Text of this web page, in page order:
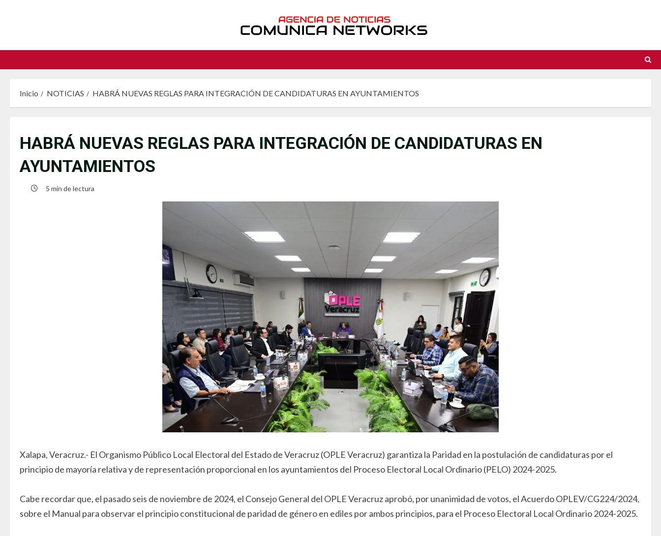
Inicio NOTICIAS HABRÁ NUEVAS REGLAS PARA INTEGRACIÓN DE CANDIDATURAS EN AYUNTAMIENTOS
HABRÁ NUEVAS REGLAS PARA INTEGRACIÓN DE CANDIDATURAS EN
AYUNTAMIENTOS
5 min de lectura
Xalapa, Veracruz.- El Organismo Público Local Electoral del Estado de Veracruz (OPLE Veracruz) garantiza la Paridad en la postulación de candidaturas por el
principio de mayoría relativa y de representación proporcional en los ayuntamientos del Proceso Electoral Local Ordinario (PELO) 2024-2025.
Cabe recordar que, el pasado seis de noviembre de 2024, el Consejo General del OPLE Veracruz aprobó, por unanimidad de votos, el Acuerdo OPLEV/CG224/2024,
sobre el Manual para observar el principio constitucional de paridad de género en ediles por ambos principios, para el Proceso Electoral Local Ordinario 2024-2025.